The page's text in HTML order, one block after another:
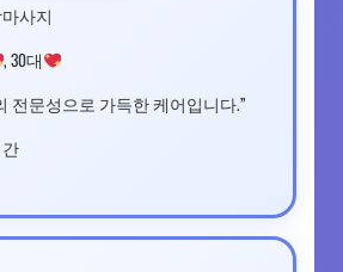
사지
, 30대
전문성으로 가득한 케어입니다.”